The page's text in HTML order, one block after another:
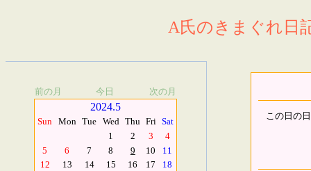
A氏のきまぐれ日
前の月 今日 次の月
2024.5
Sun Mon Tue Wed Thu Fri Sat
1
2 3
4
5
6 7 8 9 10
11
12
13 14 15 16 17
18
この日の